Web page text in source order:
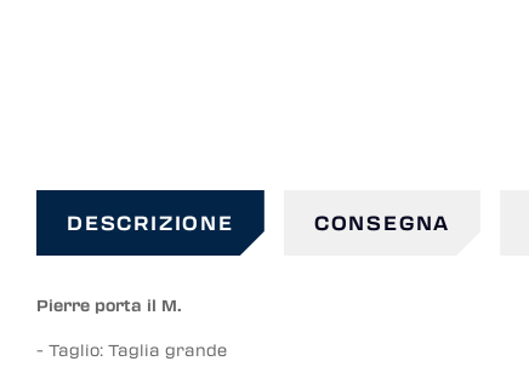
DESCRIZIONE CONSEGNA
Pierre porta il M.
- Taglio: Taglia grande